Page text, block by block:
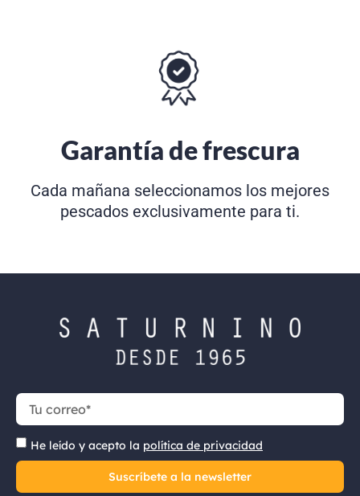
Garantía de frescura
Cada mañana seleccionamos los mejores
pescados exclusivamente para ti.
He leído y acepto la política de privacidad
Suscríbete a la newsletter